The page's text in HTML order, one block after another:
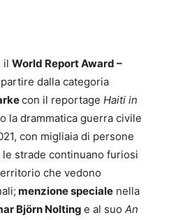
il World Report Award –
dalla categoria
con il reportage Haiti in
la drammatica guerra civile
con migliaia di persone
strade continuano furiosi
che vedono
menzione speciale nella
Björn Nolting e al suo An